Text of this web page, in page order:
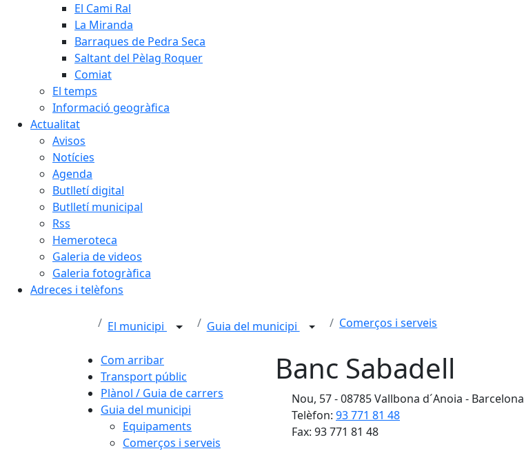
El Cami Ral
La Miranda
Barraques de Pedra Seca
Saltant del Pèlag Roquer
Comiat
El temps
Informació geogràfica
Actualitat
Avisos
Notícies
Agenda
Butlletí digital
Butlletí municipal
Rss
Hemeroteca
Galeria de videos
Galeria fotogràfica
Adreces i telèfons
El municipi Guia del municipi Comerços i serveis
Com arribar
Transport públic
Plànol / Guia de carrers
Guia del municipi
Equipaments
Comerços i serveis
Banc Sabadell
Nou, 57 - 08785 Vallbona d´Anoia - Barcelona
Telèfon: 93 771 81 48
Fax: 93 771 81 48